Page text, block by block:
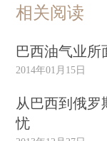
相关阅读
巴西油气业所
2014年01月15日
从巴西到俄罗
忧